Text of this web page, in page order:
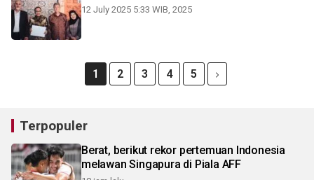
12 July 2025 5:33 WIB, 2025
1 2 3 4 5
Terpopuler
Berat, berikut rekor pertemuan Indonesia
melawan Singapura di Piala AFF